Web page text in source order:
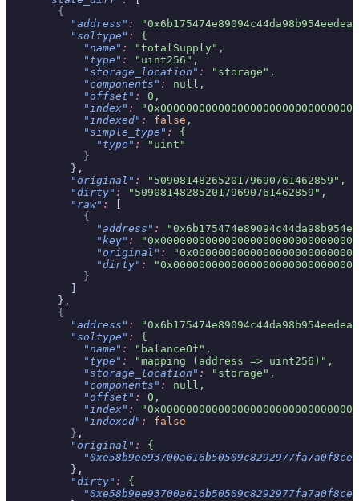
        {
          "address"
:
          "soltype"
:
{
            "name"
:
"totalSupply",
            "type"
:
"uint256",
            "storage_location"
:
"storage",
            "components"
:
null,
            "offset"
:
0,
            "index"
:
            "indexed"
: false ,
            "simple_type"
:
{
              "type"
:
"uint"
            }
          },
          "original"
:
"5090814826520179690761462859",
          "dirty"
:
"5090814828520179690761462859",
          "raw"
:
[
            {
              "address"
:
              "key"
:
              "original"
:
              "dirty"
:
            }
          ]
        },
        {
          "address"
:
          "soltype"
:
{
            "name"
:
"balanceOf",
            "type"
:
"mapping (address => uint256)",
            "storage_location"
:
"storage",
            "components"
:
null,
            "offset"
:
0,
            "index"
:
            "indexed"
:
false
          }
,
          "original"
:
{
          },
          "dirty"
:
{